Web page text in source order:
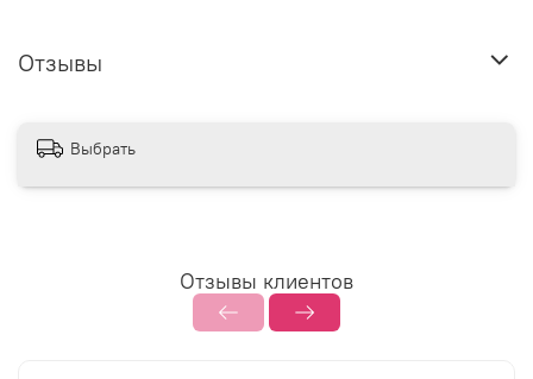
Отзывы
Выбрать
Отзывы клиентов